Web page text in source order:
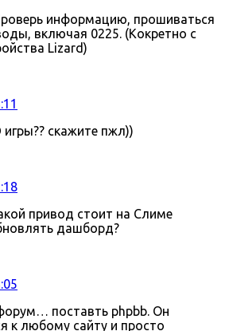
информацию, прошиваться
включая 0225. (Кокретно с
Lizard)
игры?? скажите пжл))
привод стоит на Слиме
дашборд?
поставть phpbb. Он
к любому сайту и просто